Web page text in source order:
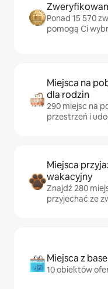
Ponad 15 570
pomogą Ci
Miejsca na
dla rodzin
290 miejsc na
przestrzeń i
Miejsca
wakacyjny
Znajdź 280
przyjechać ze
Miejsca z
10 obiektów